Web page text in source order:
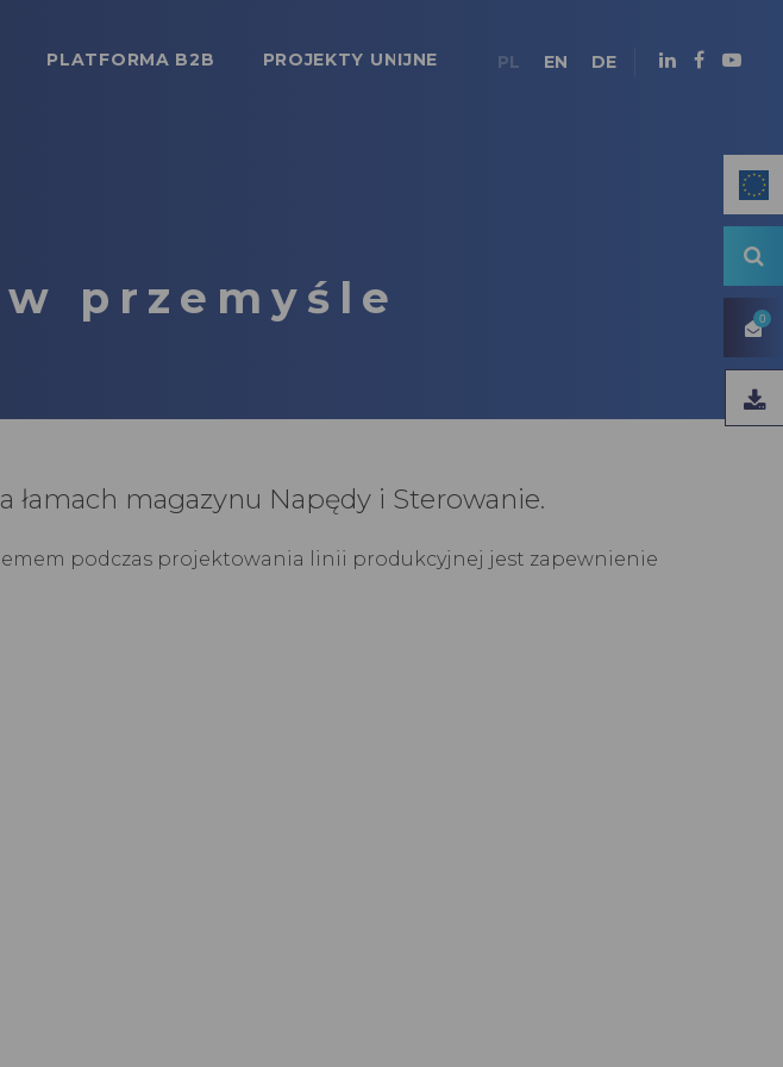
PL EN DE
0
PLATFORMA B2B PROJEKTY UNIJNE
przemyśle
łamach magazynu Napędy i Sterowanie.
podczas projektowania linii produkcyjnej jest zapewnienie